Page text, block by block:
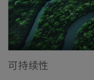
可持续性